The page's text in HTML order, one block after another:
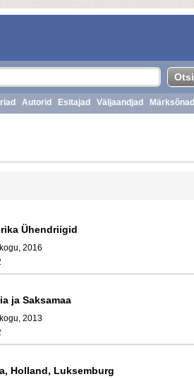
Autorid Esitajad Väljaandjad Märksõnad
Ühendriigid
2016
ja Saksamaa
2013
Holland, Luksemburg